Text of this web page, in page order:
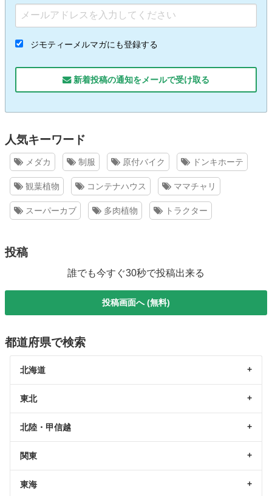
ジモティーメルマガにも登録する
新着投稿の通知をメールで受け取る
人気キーワード
メダカ 制服 原付バイク ドンキホーテ
観葉植物 コンテナハウス ママチャリ
スーパーカブ 多肉植物 トラクター
投稿
誰でも今すぐ30秒で投稿出来る
投稿画面へ (無料)
都道府県で検索
北海道
東北
北陸・甲信越
関東
東海